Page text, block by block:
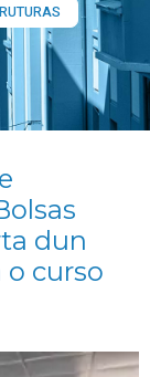
dun
o curso